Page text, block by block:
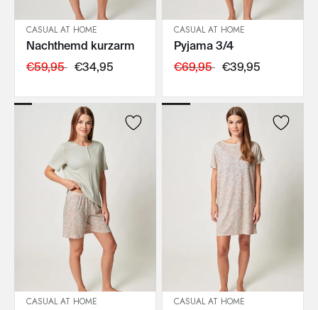
IN DEN WARENKORB
CASUAL AT HOME
Nachthemd kurzarm
€59,95 €34,95
IN DEN WARENKORB
CASUAL AT HOME
Pyjama 3/4
€69,95 €39,95
CASUAL AT HOME
CASUAL AT HOME